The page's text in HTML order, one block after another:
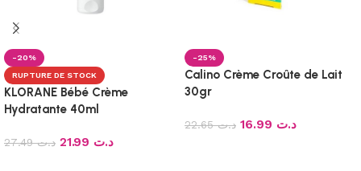
-20%
RUPTURE DE STOCK
KLORANE Bébé Crème
Hydratante 40ml
د.ت27.49 د.ت
-25%
Calino Crème Croûte de Lait
30gr
د.ت22.65 د.ت